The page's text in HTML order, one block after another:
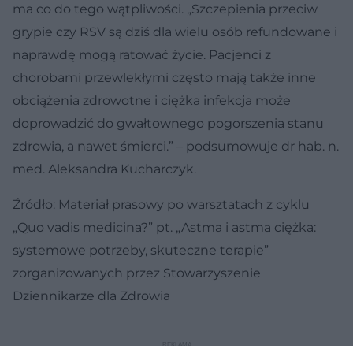
ma co do tego wątpliwości. „Szczepienia przeciw
grypie czy RSV są dziś dla wielu osób refundowane i
naprawdę mogą ratować życie. Pacjenci z
chorobami przewlekłymi często mają także inne
obciążenia zdrowotne i ciężka infekcja może
doprowadzić do gwałtownego pogorszenia stanu
zdrowia, a nawet śmierci.” – podsumowuje dr hab. n.
med. Aleksandra Kucharczyk.
Źródło: Materiał prasowy po warsztatach z cyklu
„Quo vadis medicina?” pt. „Astma i astma ciężka:
systemowe potrzeby, skuteczne terapie”
zorganizowanych przez Stowarzyszenie
Dziennikarze dla Zdrowia